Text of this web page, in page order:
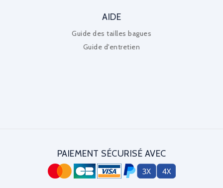
AIDE
Guide des tailles bagues
Guide d'entretien
PAIEMENT SÉCURISÉ AVEC